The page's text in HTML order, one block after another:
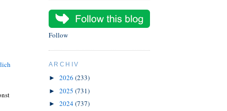
Follow
ARCHIV
► 2026 (233)
► 2025 (731)
► 2024(737)